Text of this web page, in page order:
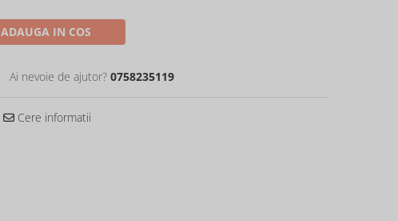
ADAUGA IN COS
Ai nevoie de ajutor? 0758235119
Cere informatii